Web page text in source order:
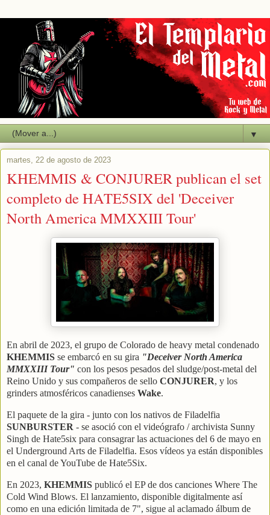
▼
martes, 22 de agosto de 2023
KHEMMIS & CONJURER publican el set
completo de HATE5SIX del 'Deceiver
North America MMXXIII Tour'
En abril de 2023, el grupo de Colorado de heavy metal condenado
KHEMMIS se embarcó en su gira "Deceiver North America
MMXXIII Tour" con los pesos pesados del sludge/post-metal del
Reino Unido y sus compañeros de sello CONJURER, y los
grinders atmosféricos canadienses Wake.
El paquete de la gira - junto con los nativos de Filadelfia
SUNBURSTER - se asoció con el videógrafo / archivista Sunny
Singh de Hate5six para consagrar las actuaciones del 6 de mayo en
el Underground Arts de Filadelfia. Esos vídeos ya están disponibles
en el canal de YouTube de Hate5Six.
En 2023, KHEMMIS publicó el EP de dos canciones Where The
Cold Wind Blows. El lanzamiento, disponible digitalmente así
como en una edición limitada de 7", sigue al aclamado álbum de